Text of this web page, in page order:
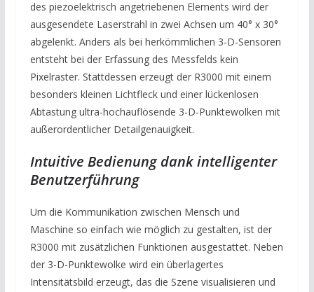
des piezoelektrisch angetriebenen Elements wird der
ausgesendete Laserstrahl in zwei Achsen um 40° x 30°
abgelenkt. Anders als bei herkömmlichen 3-D-Sensoren
entsteht bei der Erfassung des Messfelds kein
Pixelraster. Stattdessen erzeugt der R3000 mit einem
besonders kleinen Lichtfleck und einer lückenlosen
Abtastung ultra-hochauflösende 3-D-Punktewolken mit
außerordentlicher Detailgenauigkeit.
Intuitive Bedienung dank intelligenter
Benutzerführung
Um die Kommunikation zwischen Mensch und
Maschine so einfach wie möglich zu gestalten, ist der
R3000 mit zusätzlichen Funktionen ausgestattet. Neben
der 3-D-Punktewolke wird ein überlagertes
Intensitätsbild erzeugt, das die Szene visualisieren und